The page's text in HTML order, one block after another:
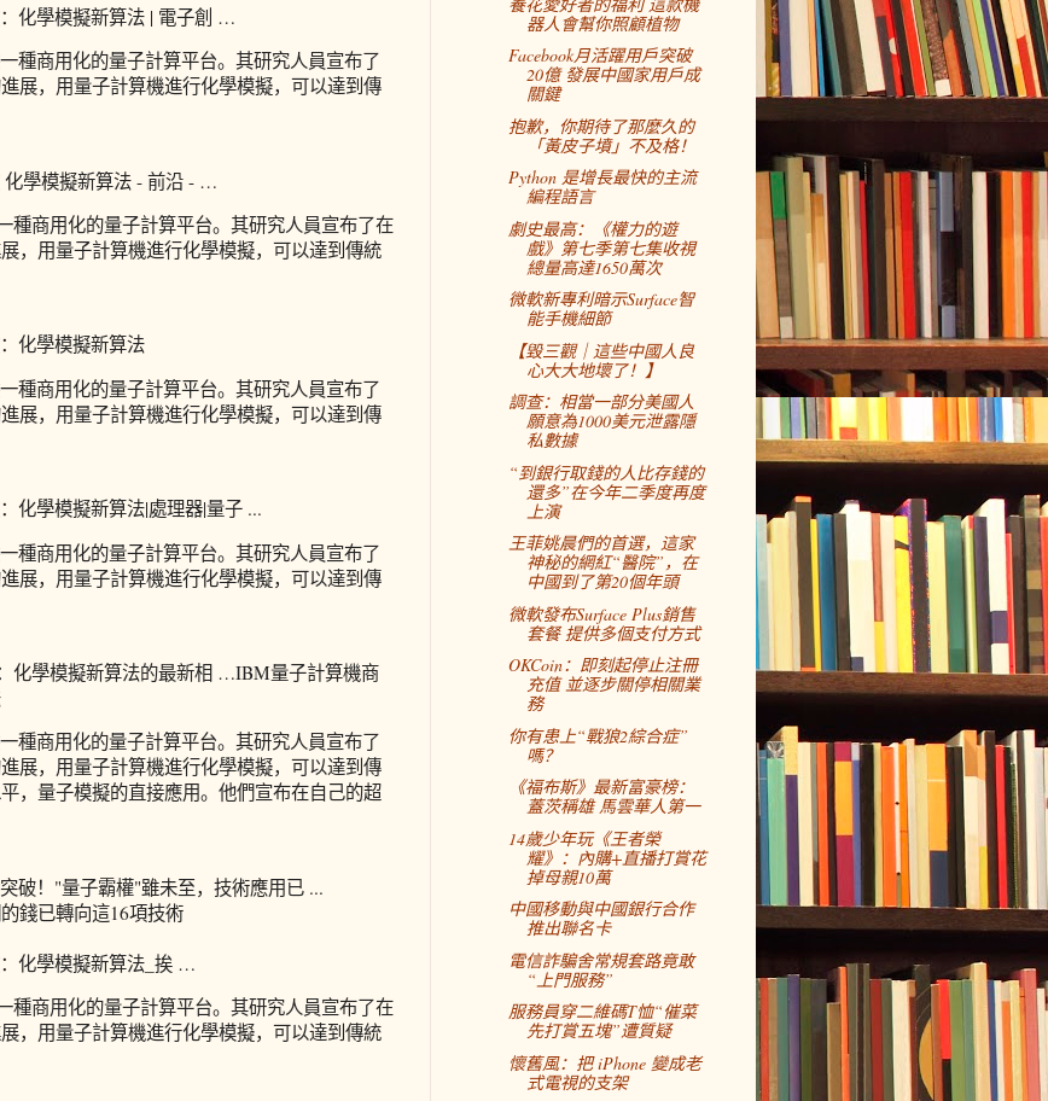
化學模擬新算法 | 電子創 …
種商用化的量子計算平台。其研究人員宣布了
展，用量子計算機進行化學模擬，可以達到傳
學模擬新算法 - 前沿 - …
種商用化的量子計算平台。其研究人員宣布了在
，用量子計算機進行化學模擬，可以達到傳統
化學模擬新算法
種商用化的量子計算平台。其研究人員宣布了
展，用量子計算機進行化學模擬，可以達到傳
化學模擬新算法|處理器|量子 ...
種商用化的量子計算平台。其研究人員宣布了
展，用量子計算機進行化學模擬，可以達到傳
化學模擬新算法的最新相 …IBM量子計算機商
種商用化的量子計算平台。其研究人員宣布了
展，用量子計算機進行化學模擬，可以達到傳
，量子模擬的直接應用。他們宣布在自己的超
破！"量子霸權"雖未至，技術應用已 ...
錢已轉向這16項技術
化學模擬新算法_挨 …
種商用化的量子計算平台。其研究人員宣布了在
，用量子計算機進行化學模擬，可以達到傳統
器人會幫你照顧植物
Facebook月活躍用戶突破
20億 發展中國家用戶成
關鍵
抱歉，你期待了那麼久的
「黃皮子墳」不及格！
Python 是增長最快的主流
編程語言
劇史最高：《權力的遊
戲》第七季第七集收視
總量高達1650萬次
微軟新專利暗示Surface智
能手機細節
【毀三觀｜這些中國人良
心大大地壞了！】
調查：相當一部分美國人
願意為1000美元泄露隱
私數據
“到銀行取錢的人比存錢的
還多”在今年二季度再度
上演
王菲姚晨們的首選，這家
神秘的網紅“醫院”，在
中國到了第20個年頭
微軟發布Surface Plus銷售
套餐 提供多個支付方式
OKCoin：即刻起停止注冊
充值 並逐步關停相關業
務
你有患上“戰狼2綜合症”
嗎？
《福布斯》最新富豪榜：
蓋茨稱雄 馬雲華人第一
14歲少年玩《王者榮
耀》：內購+直播打賞花
掉母親10萬
中國移動與中國銀行合作
推出聯名卡
電信詐騙舍常規套路竟敢
“上門服務”
服務員穿二維碼T恤“催菜
先打賞五塊”遭質疑
懷舊風：把 iPhone 變成老
式電視的支架